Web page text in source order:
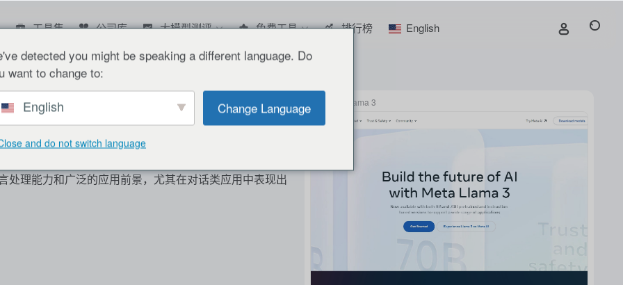
工具集 公司库 大模型测评 免费工具 排行榜 English
理能力和广泛的应用前景，尤其在对话类应用中表现出
Meta Llama 3
detected you might be speaking a different language. Do
want to change to:
English Change Language
and do not switch language